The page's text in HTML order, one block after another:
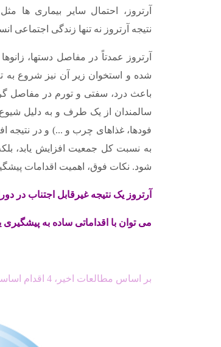
آرتروز، احتمال سایر بیماری ها
نتیجه آرتروز نه تنها زندگی اجتماعی
آرتروز عمدتاً در مفاصل دستها،
شده و استخوان زیر آن نیز شروع به
باعث درد، سفتی و تورم در مفاصل
سالمندان از یک طرف و به دلیل
فودها، غذاهای چرب و ...) و در نتیجه
به نسبت کل جمعیت افزایش یابد،
شود. نکات فوق، اهمیت اقدامات
آرتروز یک نتیجه غیرقابل اجتناب در
می توان با اقداماتی ساده به پیشگیری
بر اساس مطالعات اخیر، 4 اقدام اساسی زیر برای پیشگیری و درمان آرتروز توصیه می گردد: